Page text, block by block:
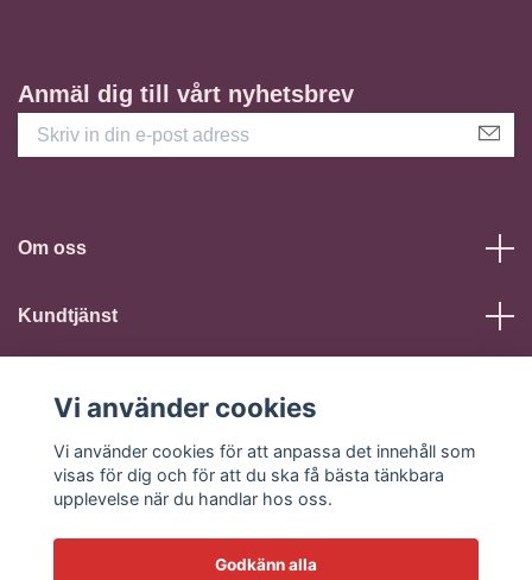
Anmäl dig till vårt nyhetsbrev
Om oss
Kundtjänst
Sociala medier
Vi använder cookies
Vi använder cookies för att anpassa det innehåll som
visas för dig och för att du ska få bästa tänkbara
upplevelse när du handlar hos oss.
Godkänn alla